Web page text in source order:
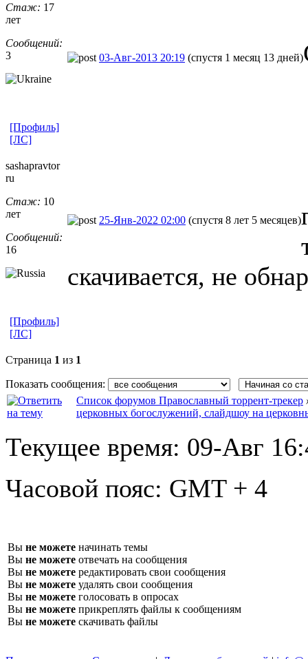
Стаж: 17
лет
Сообщений:
3
03-Авг-2013 20:19 (спустя 1 месяц 13 дней)
[Профиль]
[ЛС]
sashapravtor
ru
Стаж: 10
лет
Сообщений:
16
25-Янв-2022 02:00 (спустя 8 лет 5 месяцев)
скачивается, не
[Профиль]
[ЛС]
Страница 1 из 1
Показать сообщения:
Список форумов Православный торрент-трекер
церковных богослужений, слайдшоу на
Текущее время: 09-Авг
Часовой пояс: GMT + 4
Вы не можете начинать темы
Вы не можете отвечать на сообщения
Вы не можете редактировать свои сообщения
Вы не можете удалять свои сообщения
Вы не можете голосовать в опросах
Вы не можете прикреплять файлы к сообщениям
Вы не можете скачивать файлы